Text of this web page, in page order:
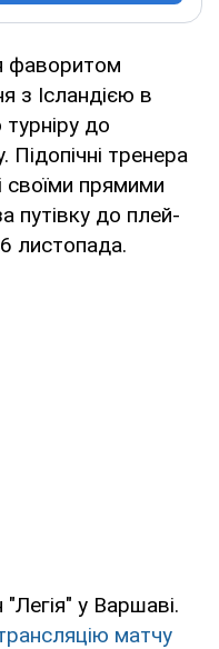
фаворитом
з Ісландією в
до
Підопічні тренера
своїми прямими
путівку до плей-
листопада.
у Варшаві.
матчу